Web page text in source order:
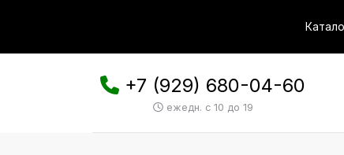
+7 (929) 680-04-60
ежедн. с 10 до 19